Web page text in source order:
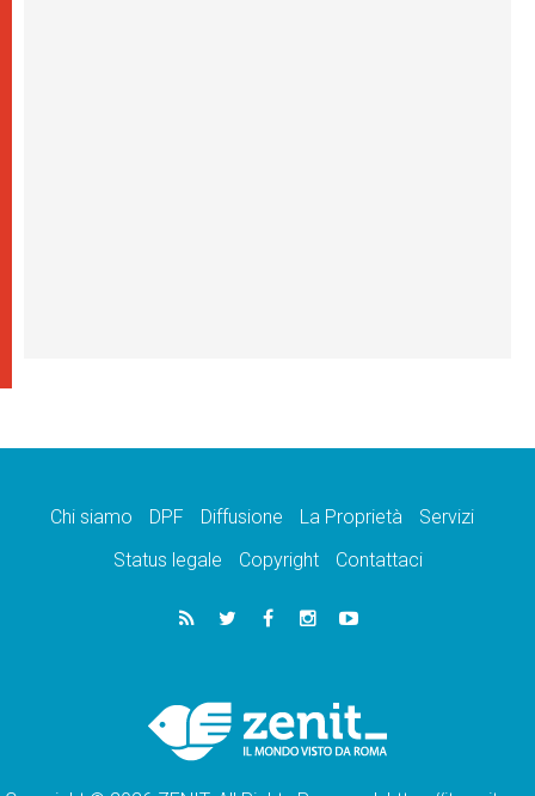
Chi siamo DPF Diffusione La Proprietà
Servizi
Status legale
Copyright Contattaci